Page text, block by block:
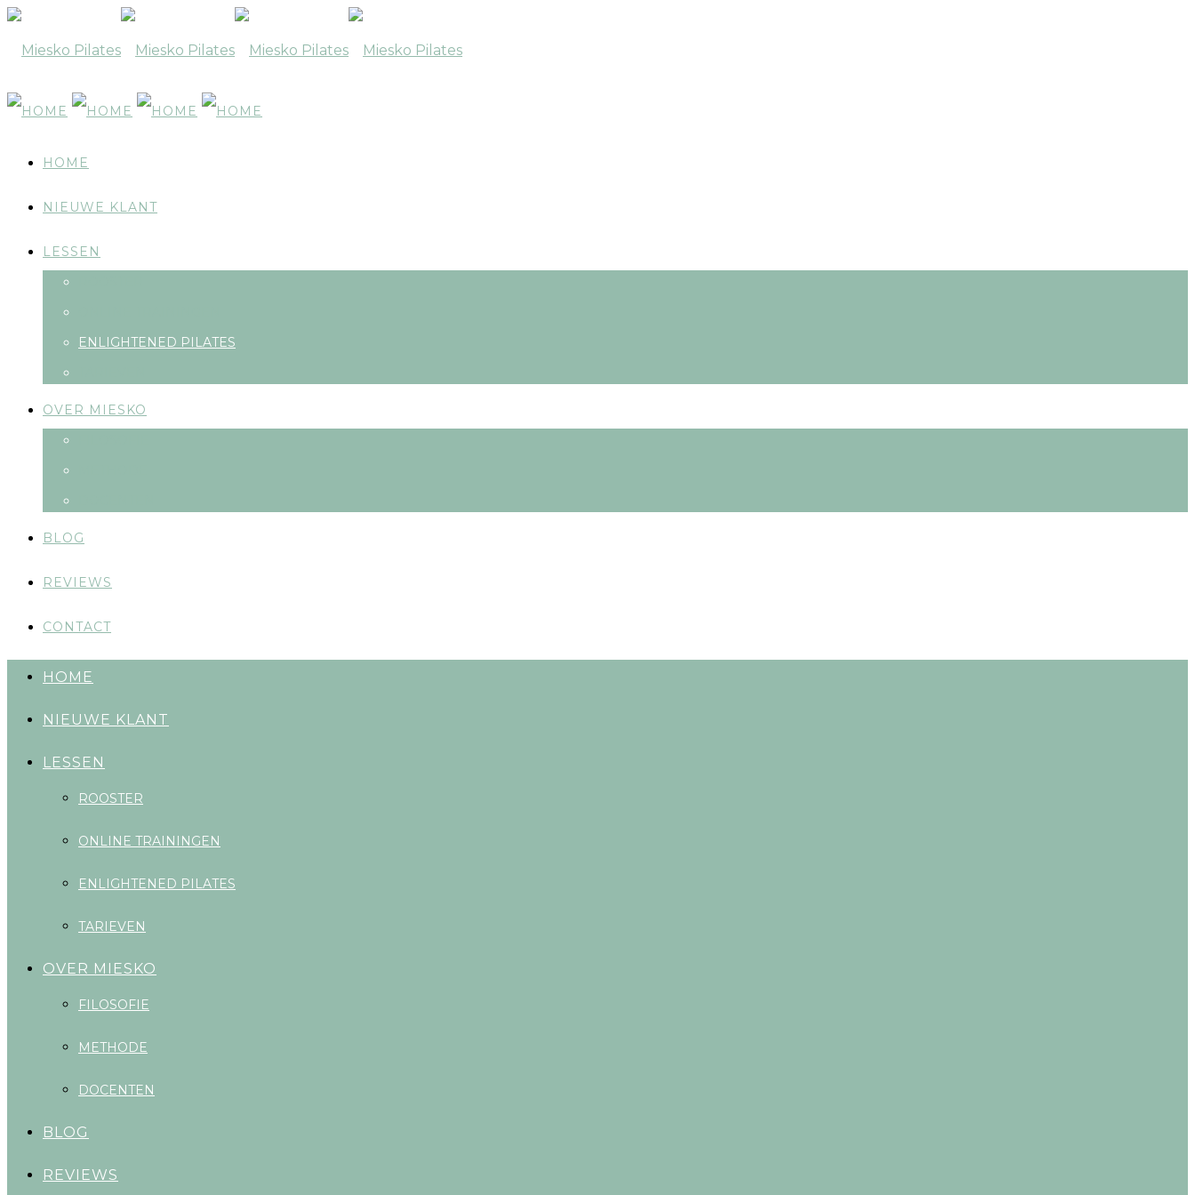
HOME
NIEUWE KLANT
LESSEN
ENLIGHTENED PILATES
OVER MIESKO
BLOG
REVIEWS
CONTACT
HOME
NIEUWE KLANT
LESSEN
ROOSTER
ONLINE TRAININGEN
ENLIGHTENED PILATES
TARIEVEN
OVER MIESKO
FILOSOFIE
METHODE
DOCENTEN
BLOG
REVIEWS